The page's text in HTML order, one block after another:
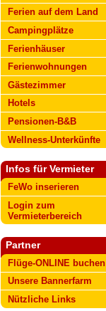
Ferien auf dem Land
Campingplätze
Ferienhäuser
Ferienwohnungen
Gästezimmer
Hotels
Pensionen-B&B
Wellness-Unterkünfte
Infos für Vermieter
FeWo inserieren
Login zum
Vermieterbereich
Partner
Flüge-ONLINE buchen
Unsere Bannerfarm
Nützliche Links